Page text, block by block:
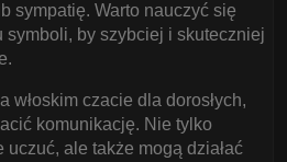
sympatię. Warto nauczyć się
symboli, by szybciej i skuteczniej
włoskim czacie dla dorosłych,
komunikację. Nie tylko
uczuć, ale także mogą działać